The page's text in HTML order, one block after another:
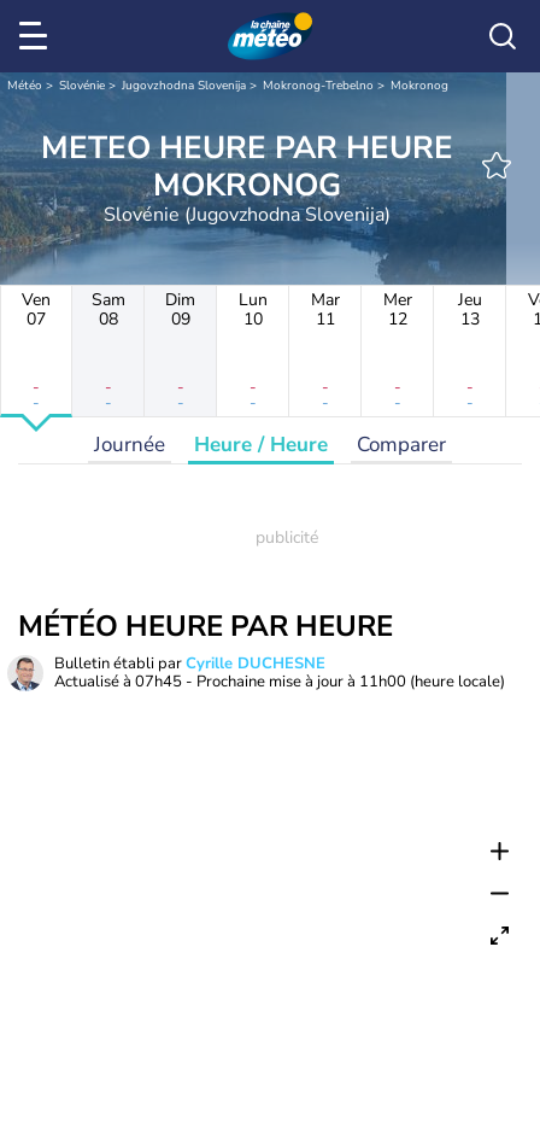
Météo Slovénie Jugovzhodna Slovenija Mokronog-Trebelno Mokronog
METEO HEURE PAR HEURE
MOKRONOG
Slovénie (Jugovzhodna Slovenija)
Ven
07
-
-
Sam
08
-
-
Dim
09
-
-
Lun
10
-
-
Mar
11
-
-
Mer
12
-
-
Jeu
13
-
-
Journée Heure / Heure Comparer
MÉTÉO HEURE PAR HEURE
Bulletin établi parCyrille DUCHESNE
Actualisé à 07h45 - Prochaine mise à jour à 11h00 (heure locale)